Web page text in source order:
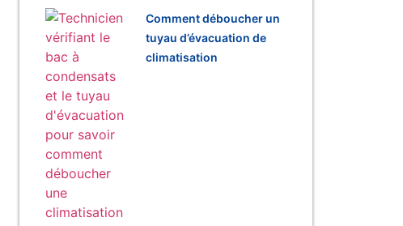
Comment déboucher un
tuyau d’évacuation de
climatisation